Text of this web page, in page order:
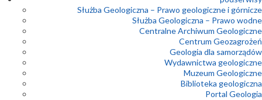
Służba Geologiczna – Prawo geologiczne i górnicze
Służba Geologiczna – Prawo wodne
Centralne Archiwum Geologiczne
Centrum Geozagrożeń
Geologia dla samorządów
Wydawnictwa geologiczne
Muzeum Geologiczne
Biblioteka geologiczna
Portal Geologia